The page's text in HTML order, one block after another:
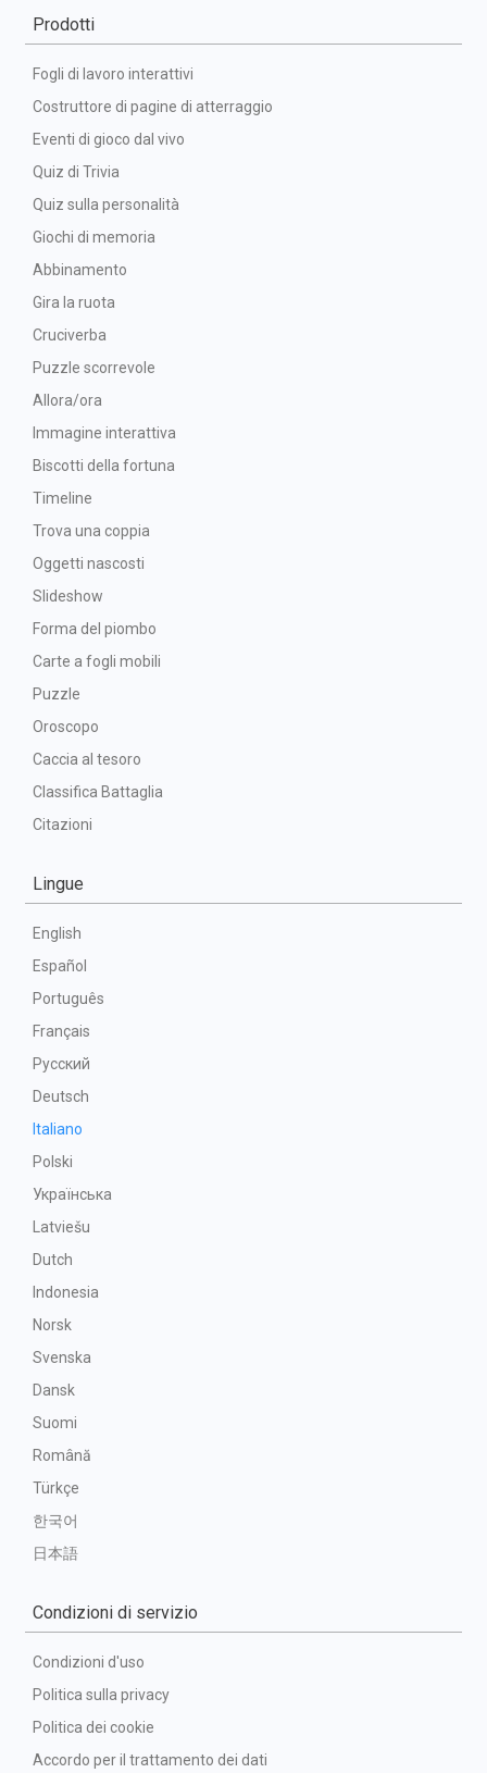
Prodotti
Fogli di lavoro interattivi
Costruttore di pagine di atterraggio
Eventi di gioco dal vivo
Quiz di Trivia
Quiz sulla personalità
Giochi di memoria
Abbinamento
Gira la ruota
Cruciverba
Puzzle scorrevole
Allora/ora
Immagine interattiva
Biscotti della fortuna
Timeline
Trova una coppia
Oggetti nascosti
Slideshow
Forma del piombo
Carte a fogli mobili
Puzzle
Oroscopo
Caccia al tesoro
Classifica Battaglia
Citazioni
Lingue
English
Español
Português
Français
Русский
Deutsch
Italiano
Polski
Українська
Latviešu
Dutch
Indonesia
Norsk
Svenska
Dansk
Suomi
Română
Türkçe
한국어
日本語
Condizioni di servizio
Condizioni d'uso
Politica sulla privacy
Politica dei cookie
Accordo per il trattamento dei dati